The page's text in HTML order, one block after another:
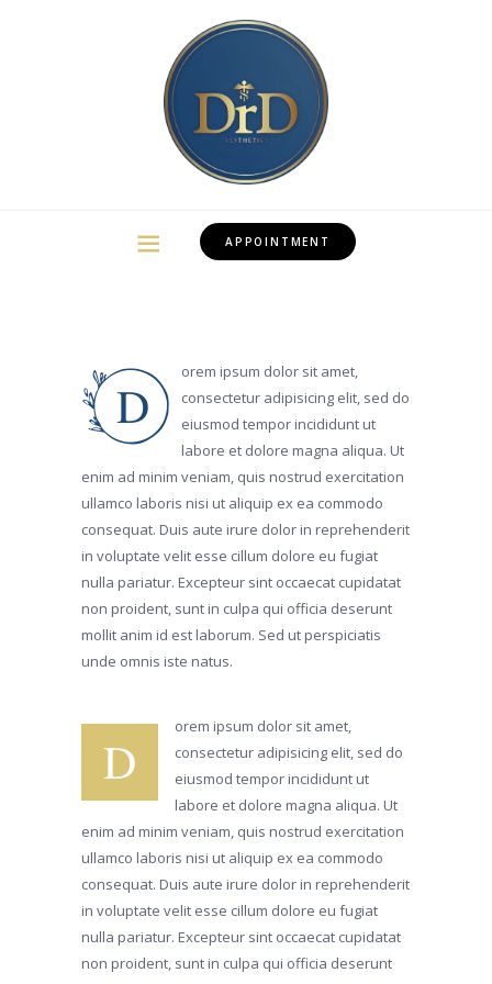
APPOINTMENT
D
orem ipsum dolor sit amet,
consectetur adipisicing elit, sed do
eiusmod tempor incididunt ut
labore et dolore magna aliqua. Ut
enim ad minim veniam, quis nostrud exercitation
ullamco laboris nisi ut aliquip ex ea commodo
consequat. Duis aute irure dolor in reprehenderit
in voluptate velit esse cillum dolore eu fugiat
nulla pariatur. Excepteur sint occaecat cupidatat
non proident, sunt in culpa qui officia deserunt
mollit anim id est laborum. Sed ut perspiciatis
unde omnis iste natus.
D
orem ipsum dolor sit amet,
consectetur adipisicing elit, sed do
eiusmod tempor incididunt ut
labore et dolore magna aliqua. Ut
enim ad minim veniam, quis nostrud exercitation
ullamco laboris nisi ut aliquip ex ea commodo
consequat. Duis aute irure dolor in reprehenderit
in voluptate velit esse cillum dolore eu fugiat
nulla pariatur. Excepteur sint occaecat cupidatat
non proident, sunt in culpa qui officia deserunt